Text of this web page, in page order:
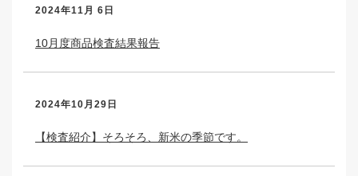
2024年11月 6日
10月度商品検査結果報告
2024年10月29日
【検査紹介】そろそろ、新米の季節です。